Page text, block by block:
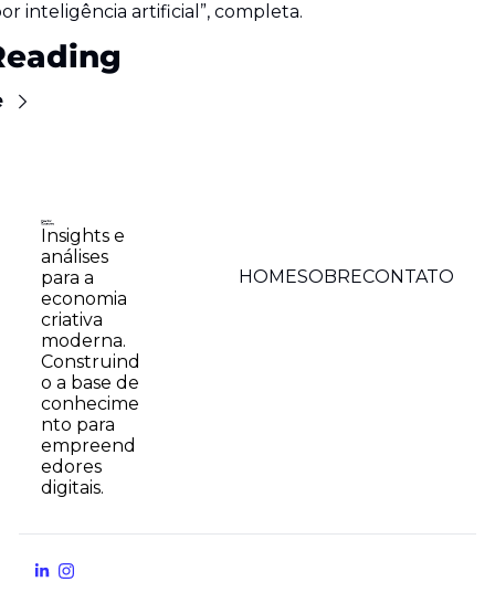
inteligência artificial”, completa.
Insights e
análises
para a
economia
criativa
moderna.
Construind
o a base de
conhecime
nto para
empreend
edores
digitais.
HOMESOBRECONTATO